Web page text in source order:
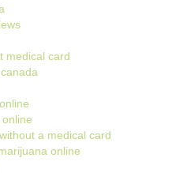
medical card
a medical card
online